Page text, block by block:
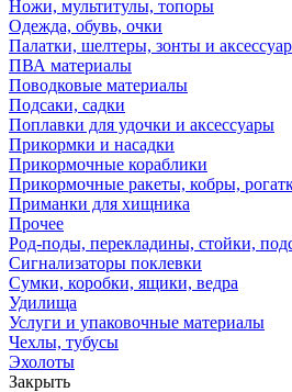
Ножи, мультитулы, топоры
Одежда, обувь, очки
Палатки, шелтеры, зонты и
ПВА материалы
Поводковые материалы
Подсаки, садки
Поплавки для удочки и аксессуары
Прикормки и насадки
Прикормочные кораблики
Прикормочные ракеты, кобры,
Приманки для хищника
Прочее
Род-поды, перекладины, стойки,
Сигнализаторы поклевки
Сумки, коробки, ящики, ведра
Удилища
Услуги и упаковочные материалы
Чехлы, тубусы
Эхолоты
Закрыть